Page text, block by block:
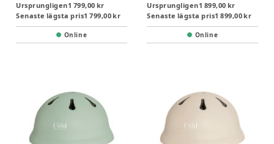
Ursprungligen1 799,00 kr
Senaste lägsta pris1 799,00 kr
Online
Ursprungligen1 899,00 kr
Senaste lägsta pris1 899,00 kr
Online